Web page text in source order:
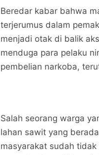
Beredar kabar bahwa
terjerumus dalam
menjadi otak di balik
menduga para pelaku
pembelian narkoba,
Salah seorang warga
lahan sawit yang
masyarakat sudah